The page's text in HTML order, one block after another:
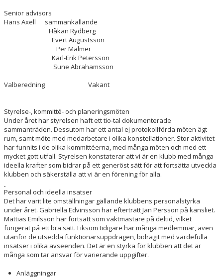
Senior advisors
Hans Axell sammankallande
Håkan Rydberg
Evert Augustsson
Per Malmer
Karl-Erik Petersson
Sune Abrahamsson
Valberedning Vakant
Styrelse-, kommitté- och planeringsmöten
Under året har styrelsen haft ett tio-tal dokumenterade
sammanträden. Dessutom har ett antal ej protokollförda möten ägt
rum, samt möte med medarbetare i olika konstellationer. Stor aktivitet
har funnits i de olika kommittéerna, med många möten och med ett
mycket gott utfall. Styrelsen konstaterar att vi är en klubb med många
ideella krafter som bidrar på ett generöst sätt för att fortsätta utveckla
klubben och säkerställa att vi är en förening för alla.
Personal och ideella insatser
Det har varit lite omställningar gällande klubbens personalstyrka
under året. Gabriella Edvinsson har efterträtt Jan Persson på kansliet.
Mattias Emilsson har fortsatt som vaktmästare på deltid, vilket
fungerat på ett bra sätt. Liksom tidigare har många medlemmar, även
utanför de utsedda funktionärsuppdragen, bidragit med värdefulla
insatser i olika avseenden. Det är en styrka för klubben att det är
många som tar ansvar för varierande uppgifter.
Anläggningar